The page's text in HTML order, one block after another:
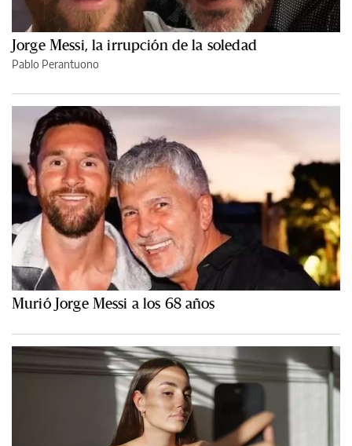
Jorge Messi, la irrupción de la soledad
Pablo Perantuono
Murió Jorge Messi a los 68 años